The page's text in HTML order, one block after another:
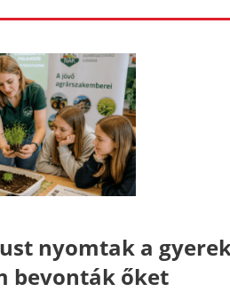
nyomtak a
bevonták őket